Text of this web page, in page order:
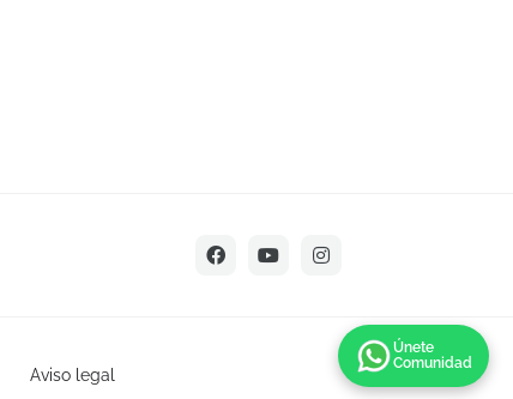
Únete
Comunidad
Aviso legal